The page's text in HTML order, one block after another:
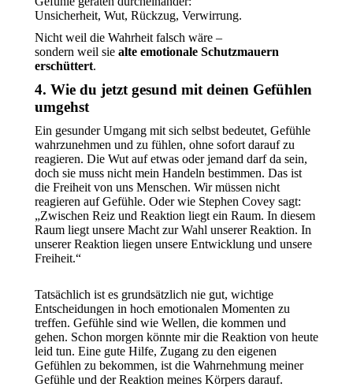
Unsicherheit, Wut, Rückzug, Verwirrung.
Nicht weil die Wahrheit falsch wäre –
sondern weil sie alte emotionale Schutzmauern
erschüttert.
4. Wie du jetzt gesund mit deinen Gefühlen
umgehst
Ein gesunder Umgang mit sich selbst bedeutet, Gefühle
wahrzunehmen und zu fühlen, ohne sofort darauf zu
reagieren. Die Wut auf etwas oder jemand darf da sein,
doch sie muss nicht mein Handeln bestimmen. Das ist
die Freiheit von uns Menschen. Wir müssen nicht
reagieren auf Gefühle. Oder wie Stephen Covey sagt:
„Zwischen Reiz und Reaktion liegt ein Raum. In diesem
Raum liegt unsere Macht zur Wahl unserer Reaktion. In
unserer Reaktion liegen unsere Entwicklung und unsere
Freiheit.“
Tatsächlich ist es grundsätzlich nie gut, wichtige
Entscheidungen in hoch emotionalen Momenten zu
treffen. Gefühle sind wie Wellen, die kommen und
gehen. Schon morgen könnte mir die Reaktion von heute
leid tun. Eine gute Hilfe, Zugang zu den eigenen
Gefühlen zu bekommen, ist die Wahrnehmung meiner
Gefühle und der Reaktion meines Körpers darauf.